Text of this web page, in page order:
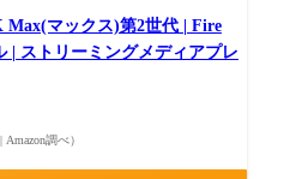
Max(マックス)第2世代 | Fire
| ストリーミングメディアプレ
Amazon調べ）